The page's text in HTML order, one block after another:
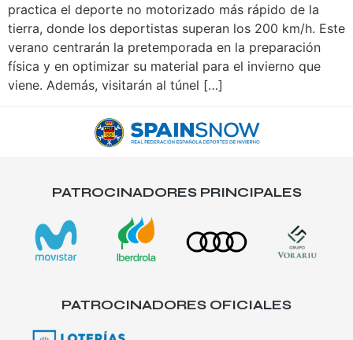
practica el deporte no motorizado más rápido de la
tierra, donde los deportistas superan los 200 km/h. Este
verano centrarán la pretemporada en la preparación
física y en optimizar su material para el invierno que
viene. Además, visitarán al túnel […]
PATROCINADORES PRINCIPALES
PATROCINADORES OFICIALES